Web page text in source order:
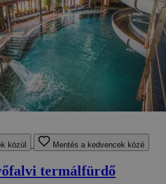
közül Mentés a kedvencek közé
termálfürdő